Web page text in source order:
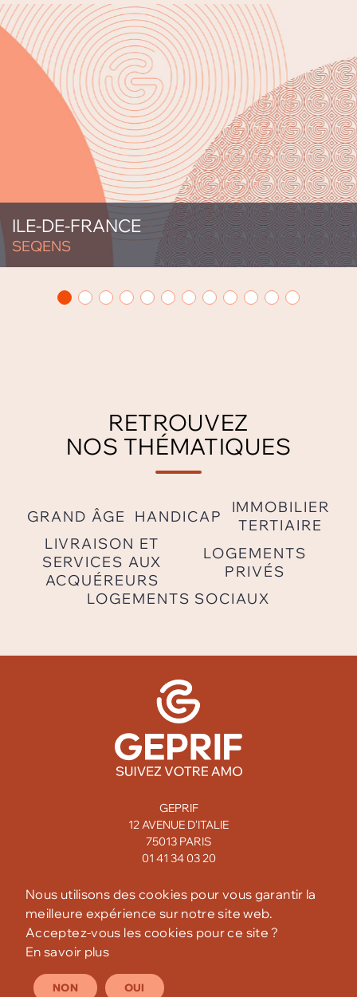
ILE-DE-FRANCE
SEQENS
RETROUVEZ
NOS THÉMATIQUES
GRAND ÂGE HANDICAP
IMMOBILIER
TERTIAIRE
LIVRAISON ET
SERVICES AUX
ACQUÉREURS
LOGEMENTS
PRIVÉS
LOGEMENTS SOCIAUX
GEPRIF
12 AVENUE D'ITALIE
75013 PARIS
01 41 34 03 20
MENTIONS LÉGALES
CONFIDENTIALITÉ
Nous utilisons des cookies pour vous garantir la
meilleure expérience sur notre site web.
Acceptez-vous les cookies pour ce site ?
En savoir plus
OUI
NON